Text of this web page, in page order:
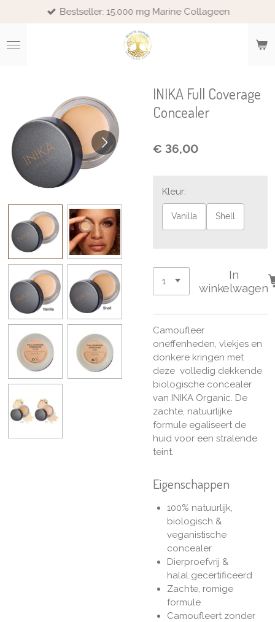
naar
de
Bestseller: 15.000 mg Marine Collageen
INIKA Full Coverage
Concealer
€ 36,00
Kleur:
Vanilla Shell
In
winkelwagen
Camoufleer
oneffenheden, vlekjes en
donkere kringen met
deze volledig dekkende
biologische concealer
van INIKA Organic. De
zachte, natuurlijke
formule egaliseert de
huid voor een stralende
teint.
Eigenschappen
100% natuurlijk,
biologisch &
veganistische
concealer
Dierproefvrij &
halal gecertificeerd
Zachte, romige
formule
Camoufleert zonder